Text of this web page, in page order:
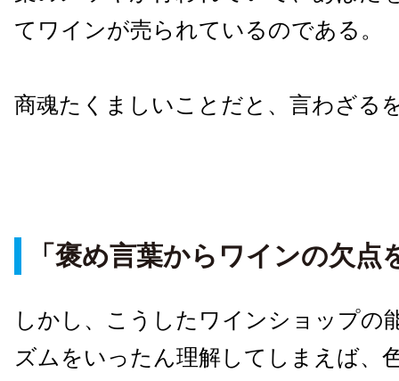
てワインが売られているのである。
商魂たくましいことだと、言わざる
「褒め言葉からワインの欠点
しかし、こうしたワインショップの
ズムをいったん理解してしまえば、